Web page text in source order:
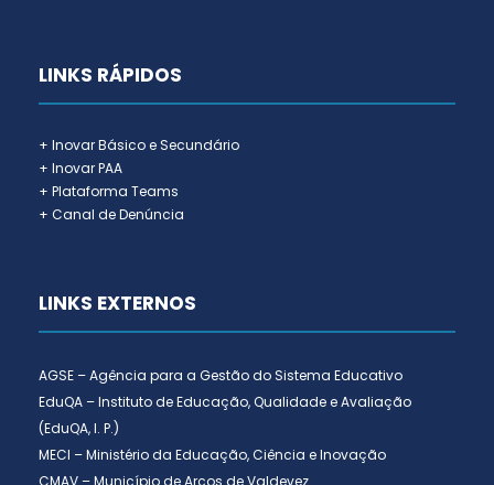
LINKS RÁPIDOS
+ Inovar Básico e Secundário
+ Inovar PAA
+ Plataforma Teams
+ Canal de Denúncia
LINKS EXTERNOS
AGSE – Agência para a Gestão do Sistema Educativo
EduQA – Instituto de Educação, Qualidade e Avaliação
(EduQA, I. P.)
MECI – Ministério da Educação, Ciência e Inovação